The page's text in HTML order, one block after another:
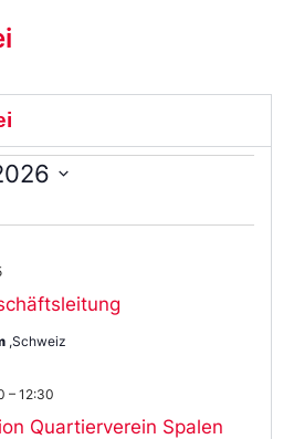
,Schweiz
Quartierverein Spalen
– 12:30